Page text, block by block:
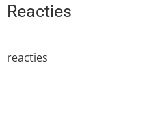
Reacties
reacties